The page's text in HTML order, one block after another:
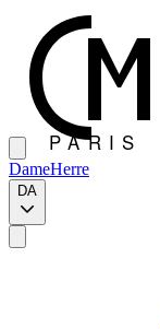
DameHerre
DA